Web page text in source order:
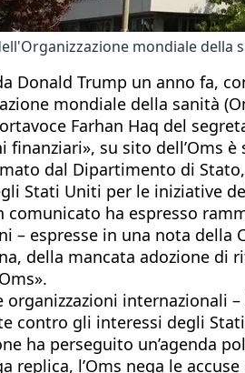
mondiale della
Donald Trump un anno fa,
mondiale della sanità
Farhan Haq del
finanziari», su sito dell’Oms
dal Dipartimento di
Stati Uniti per le iniziative
comunicato ha espresso
– espresse in una nota della
della mancata adozione
organizzazioni internazionali
contro gli interessi degli
ha perseguito un’agenda
replica, l’Oms nega le